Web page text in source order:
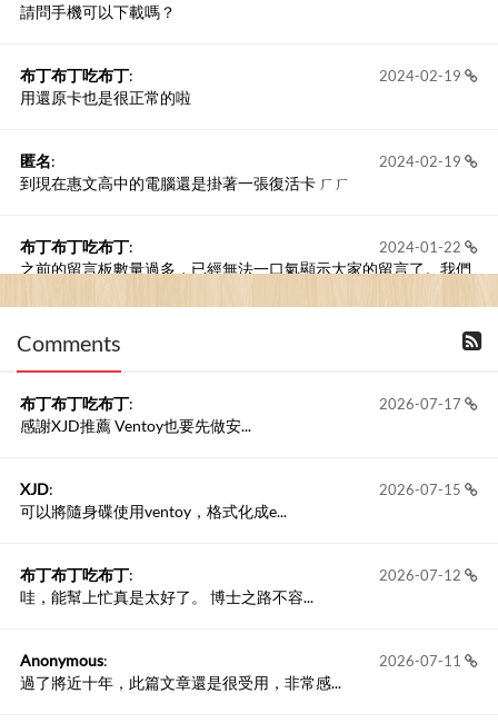
請問手機可以下載嗎？
2024-02-19
布丁布丁吃布丁:
用還原卡也是很正常的啦
2024-02-19
匿名:
到現在惠文高中的電腦還是掛著一張復活卡 ㄏㄏ
2024-01-22
布丁布丁吃布丁:
之前的留言板數量過多，已經無法一口氣顯示大家的留言了。我們
Comments
2026-07-17
布丁布丁吃布丁:
感謝XJD推薦 Ventoy也要先做安...
2026-07-15
XJD:
可以將隨身碟使用ventoy，格式化成e...
2026-07-12
布丁布丁吃布丁:
哇，能幫上忙真是太好了。 博士之路不容...
2026-07-11
Anonymous:
過了將近十年，此篇文章還是很受用，非常感...